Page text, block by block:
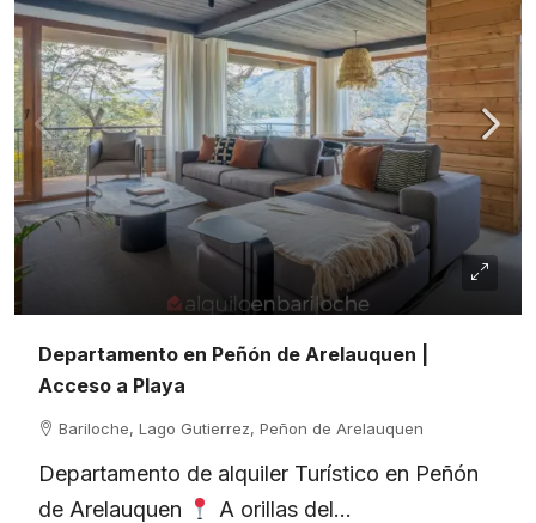
Departamento en Peñón de Arelauquen |
Acceso a Playa
Bariloche, Lago Gutierrez, Peñon de Arelauquen
Departamento de alquiler Turístico en Peñón
de Arelauquen
A orillas del...